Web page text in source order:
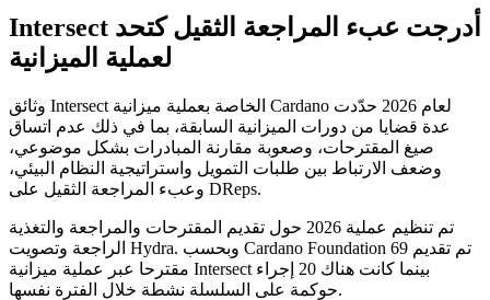
Intersect أدرجت عبء المراجعة الثقيل كتحد
لعملية الميزانية
وثائق Intersect الخاصة بعملية ميزانية Cardano لعام 2026 حدّدت
عدة قضايا من دورات الميزانية السابقة، بما في ذلك عدم اتساق
صيغ المقترحات، وصعوبة مقارنة المبادرات بشكل موضوعي،
وضعف الارتباط بين طلبات التمويل واستراتيجية النظام البيئي،
وعبء المراجعة الثقيل على DReps.
تم تنظيم عملية 2026 حول تقديم المقترحات والمراجعة والتغذية
الراجعة وتصويت Hydra. وبحسب Cardano Foundation تم تقديم 69
مقترحا عبر عملية ميزانية Intersect بينما كانت هناك 20 إجراء
حوكمة على السلسلة نشطة خلال الفترة نفسها.